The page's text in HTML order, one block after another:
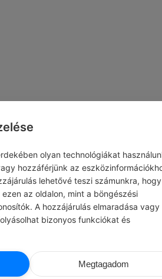
#IDÉZETEK BOLDOGSÁG
olyan technológiákat
hozzáférjünk az
lehetővé teszi számunkra, hogy
az oldalon, mint a böngészési
A hozzájárulás elmaradása vagy
bizonyos funkciókat és
Megtagadom